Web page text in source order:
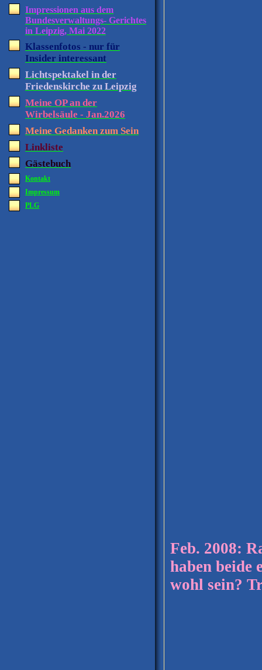
Impressionen aus dem
Bundesverwaltungs- Gerichtes
in Leipzig, Mai 2022
Klassenfotos - nur für
Insider interessant
Lichtspektakel in der
Friedenskirche zu Leipzig
Meine OP an der
Wirbelsäule - Jan.2026
Meine Gedanken zum Sein
Linkliste
Gästebuch
Kontakt
Impressum
PLG
Feb. 2008:
haben beide
wohl sein?